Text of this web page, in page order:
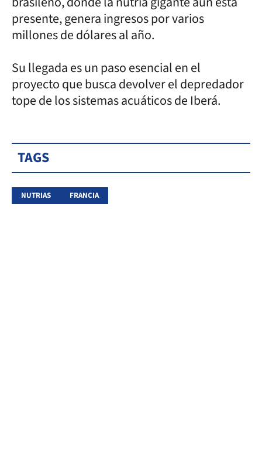
presente, genera ingresos por varios
millones de dólares al año.
Su llegada es un paso esencial en el
proyecto que busca devolver el depredador
tope de los sistemas acuáticos de Iberá.
TAGS
NUTRIAS FRANCIA